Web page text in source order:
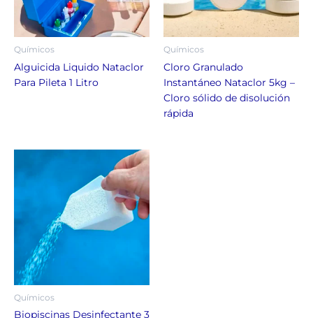
Químicos
Alguicida Liquido Nataclor
Para Pileta 1 Litro
Químicos
Cloro Granulado
Instantáneo Nataclor 5kg –
Cloro sólido de disolución
rápida
Químicos
Biopiscinas Desinfectante 3